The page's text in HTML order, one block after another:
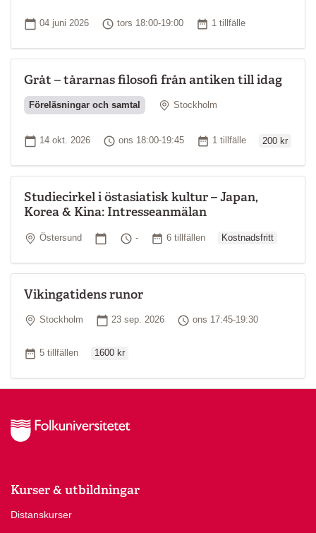
Startdatum
04 juni 2026 Tid
tors 18:00-19:00 Antal tillfällen
1 tillfälle
Gråt – tårarnas filosofi från antiken till idag
Föreläsningar och samtal Plats
Stockholm
Startdatum
14 okt. 2026 Tid
ons 18:00-19:45 Antal tillfällen
1 tillfälle 200 kr
Studiecirkel i östasiatisk kultur – Japan,
Korea & Kina: Intresseanmälan
Plats
Östersund Startdatum
Tid
- Antal tillfällen
6 tillfällen Kostnadsfritt
Vikingatidens runor
Plats
Stockholm Startdatum
23 sep. 2026 Tid
ons 17:45-19:30
Antal tillfällen
5 tillfällen 1600 kr
Kurser & utbildningar
Distanskurser